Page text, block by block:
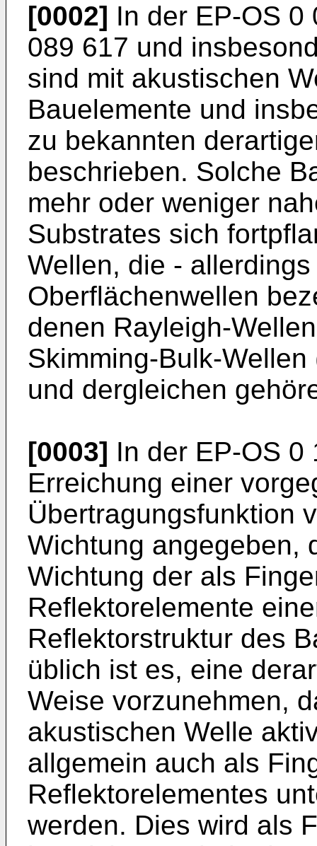
[0002] In der EP-OS 0
089 617 und
sind mit akustischen
Bauelemente und
zu bekannten
beschrieben. Solche
mehr oder weniger
Substrates sich
Wellen, die -
Oberflächenwellen
denen Rayleigh-
Skimming-Bulk-
und dergleichen
[0003] In der EP-OS 0
Erreichung einer
Übertragungsfunktion
Wichtung angegeben,
Wichtung der als
Reflektorelemente
Reflektorstruktur des
üblich ist es, eine
Weise vorzunehmen,
akustischen Welle
allgemein auch als
Reflektorelementes
werden. Dies wird als